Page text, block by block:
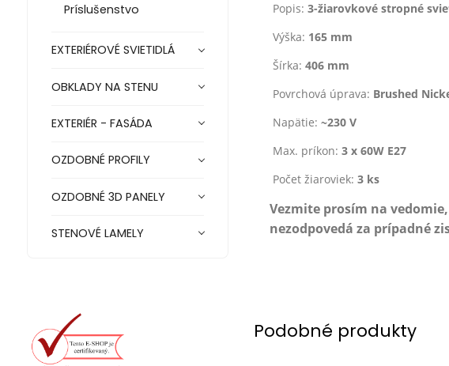
Príslušenstvo
EXTERIÉROVÉ SVIETIDLÁ
OBKLADY NA STENU
EXTERIÉR - FASÁDA
OZDOBNÉ PROFILY
OZDOBNÉ 3D PANELY
STENOVÉ LAMELY
Popis: 3-žiarovkové stropné
Výška: 165 mm
Šírka: 406 mm
Povrchová úprava: Brushed
Napätie: ~230 V
Max. príkon: 3 x 60W E27
Počet žiaroviek: 3 ks
Vezmite prosím na
nezodpovedá za prípadné
Podobné produkty